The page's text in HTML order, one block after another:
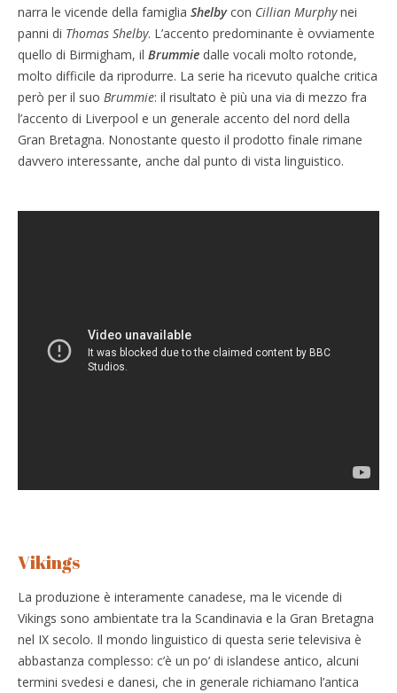
narra le vicende della famiglia Shelbycon Cillian Murphynei
panni di Thomas Shelby. L’accento predominante è ovviamente
quello di Birmigham, il Brummie dalle vocali molto rotonde,
molto difficile da riprodurre. La serie ha ricevuto qualche critica
però per il suo Brummie: il risultato è più una via di mezzo fra
l’accento di Liverpool e un generale accento del nord della
Gran Bretagna. Nonostante questo il prodotto finale rimane
davvero interessante, anche dal punto di vista linguistico.
Vikings
La produzione è interamente canadese, ma le vicende di
Vikings sono ambientate tra la Scandinavia e la Gran Bretagna
nel IX secolo. Il mondo linguistico di questa serie televisiva è
abbastanza complesso: c’è un po’ di islandese antico, alcuni
termini svedesi e danesi, che in generale richiamano l’antica